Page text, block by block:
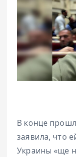
В конце
заявила, что
Украины «ще